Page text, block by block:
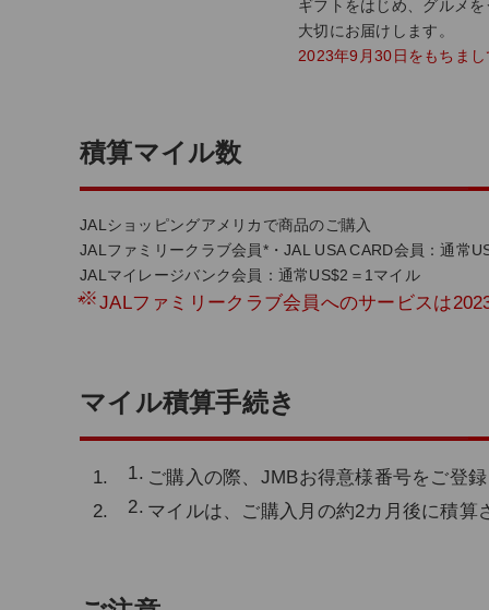
ギフトをはじめ、グルメ
大切にお届けします。
2023年9月30日をもちま
積算マイル数
JALショッピングアメリカで商品のご購入
JALファミリークラブ会員*・JAL USA CARD会員：通常
JALマイレージバンク会員：通常US$2＝1マイル
* JALファミリークラブ会員へのサービスは
マイル積算手続き
ご購入の際、JMBお得意様番号をご登
マイルは、ご購入月の約2カ月後に積算